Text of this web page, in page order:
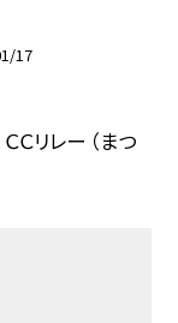
17
Ｃリレー （まつ